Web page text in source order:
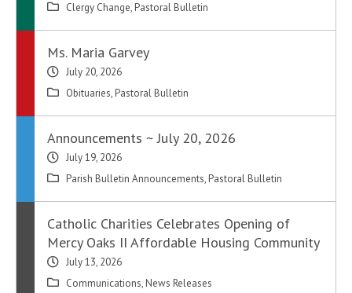
Clergy Change, Pastoral Bulletin
Ms. Maria Garvey
July 20, 2026
Obituaries, Pastoral Bulletin
Announcements ~ July 20, 2026
July 19, 2026
Parish Bulletin Announcements, Pastoral Bulletin
Catholic Charities Celebrates Opening of
Mercy Oaks II Affordable Housing Community
July 13, 2026
Communications, News Releases